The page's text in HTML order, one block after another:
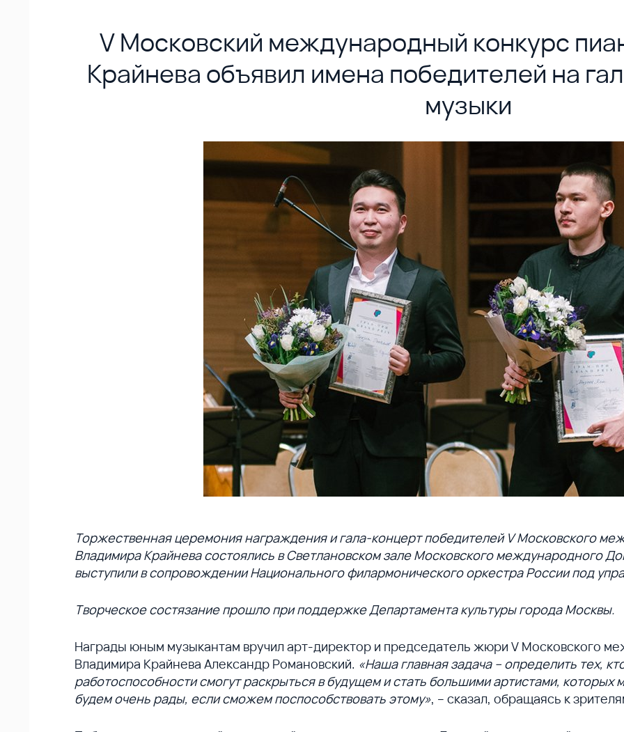
V Московский международный конкурс
Крайнева объявил имена победителей на
музыки
Торжественная церемония награждения и гала-концерт победителей V Московского
Владимира Крайнева состоялись в Светлановском зале Московского международного
выступили в сопровождении Национального филармонического оркестра России под
Творческое состязание прошло при поддержке Департамента культуры города Москвы.
Награды юным музыкантам вручил арт-директор и председатель жюри V Московского
Владимира Крайнева Александр Романовский. «Наша главная задача – определить тех,
работоспособности смогут раскрыться в будущем и стать большими артистами, которых
будем очень рады, если сможем поспособствовать этому», – сказал, обращаясь к